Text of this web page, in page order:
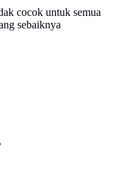
cocok untuk semua
sebaiknya